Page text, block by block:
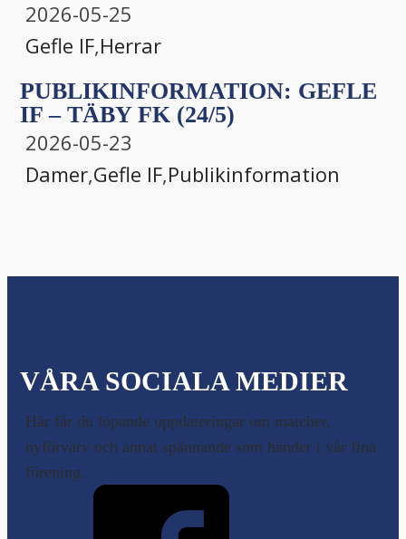
2026-05-25
Gefle IF,Herrar
PUBLIKINFORMATION: GEFLE
IF – TÄBY FK (24/5)
2026-05-23
Damer,Gefle IF,Publikinformation
VÅRA SOCIALA MEDIER
Här får du löpande uppdateringar om matcher,
nyförvärv och annat spännande som händer i vår fina
förening.